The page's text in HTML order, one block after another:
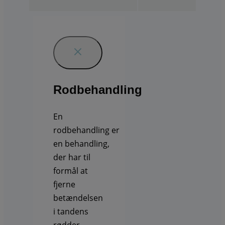
Rodbehandling
En
rodbehandling er
en behandling,
der har til
formål at
fjerne
betændelsen
i tandens